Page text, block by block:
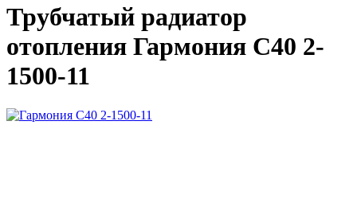
Трубчатый радиатор
отопления Гармония С40 2-
1500-11